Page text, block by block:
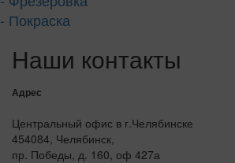
- Покраска
Наши контакты
Адрес
Центральный офис в г.Челябинске
454084, Челябинск,
пр. Победы, д. 160, оф 427а